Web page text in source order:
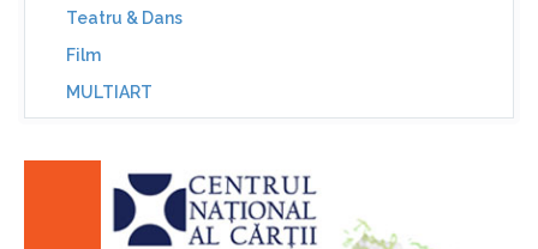
Teatru & Dans
Film
MULTIART